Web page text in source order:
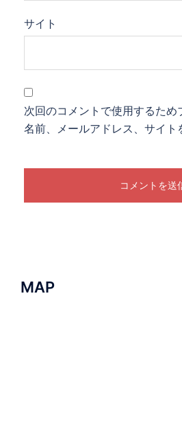
サイト
次回のコメントで使用するため
名前、メールアドレス、サイト
MAP